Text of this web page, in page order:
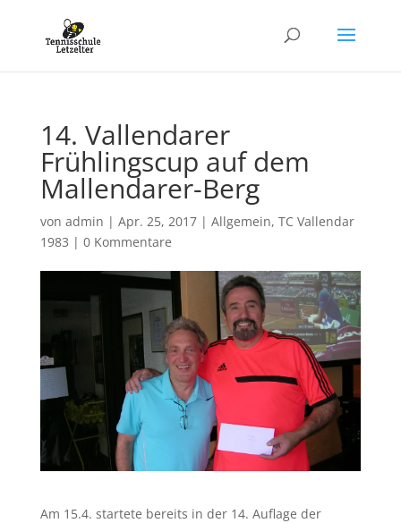
14. Vallendarer
Frühlingscup auf dem
Mallendarer-Berg
von admin | Apr. 25, 2017| Allgemein, TC Vallendar
1983 | 0 Kommentare
Am 15.4. startete bereits in der 14. Auflage der